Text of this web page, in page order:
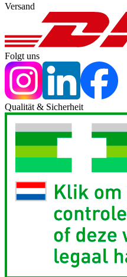
Versand
Folgt uns
Qualität & Sicherheit